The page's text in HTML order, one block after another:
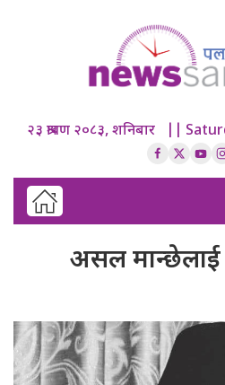
२३ श्रावण २०८३, शनिबार ||
असल